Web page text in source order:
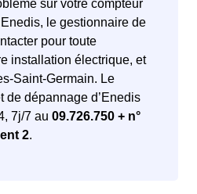
sur votre compteur
Enedis, le gestionnaire de
pour toute
installation électrique, et
Saint-Germain. Le
de dépannage d’Enedis
7j/7 au 09.726.750 + n°
2.